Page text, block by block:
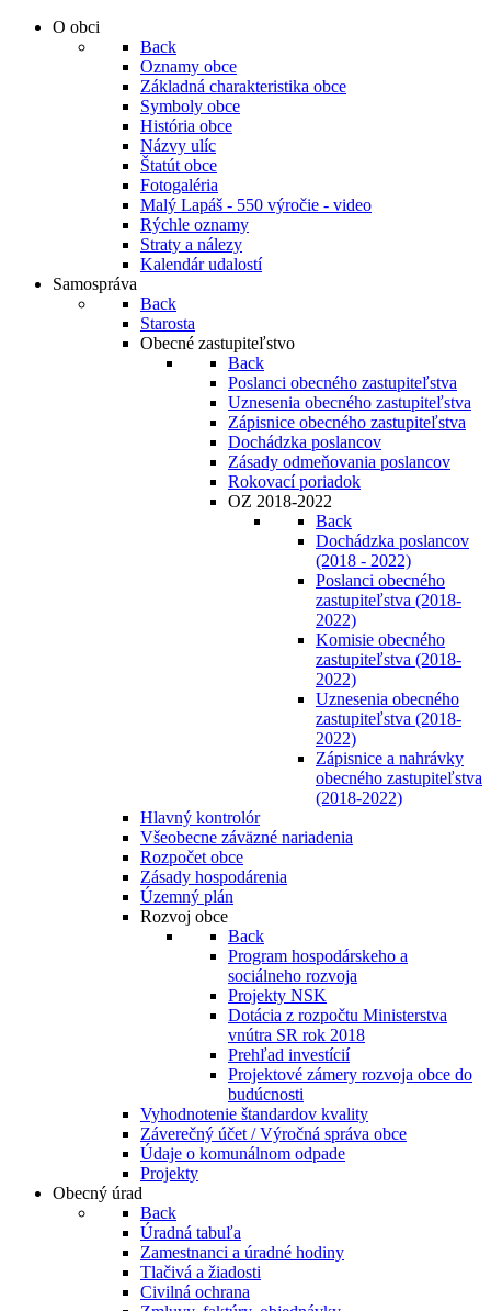
O obci
Back
Oznamy obce
Základná charakteristika obce
Symboly obce
História obce
Názvy ulíc
Štatút obce
Fotogaléria
Malý Lapáš - 550 výročie - video
Rýchle oznamy
Straty a nálezy
Kalendár udalostí
Samospráva
Back
Starosta
Obecné zastupiteľstvo
Back
Poslanci obecného zastupiteľstva
Uznesenia obecného zastupiteľstva
Zápisnice obecného zastupiteľstva
Dochádzka poslancov
Zásady odmeňovania poslancov
Rokovací poriadok
OZ 2018-2022
Back
Dochádzka poslancov
(2018 - 2022)
Poslanci obecného
zastupiteľstva (2018-
2022)
Komisie obecného
zastupiteľstva (2018-
2022)
Uznesenia obecného
zastupiteľstva (2018-
2022)
Zápisnice a nahrávky
obecného zastupiteľstva
(2018-2022)
Hlavný kontrolór
Všeobecne záväzné nariadenia
Rozpočet obce
Zásady hospodárenia
Územný plán
Rozvoj obce
Back
Program hospodárskeho a
sociálneho rozvoja
Projekty NSK
Dotácia z rozpočtu Ministerstva
vnútra SR rok 2018
Prehľad investícií
Projektové zámery rozvoja obce do
budúcnosti
Vyhodnotenie štandardov kvality
Záverečný účet / Výročná správa obce
Údaje o komunálnom odpade
Projekty
Obecný úrad
Back
Úradná tabuľa
Zamestnanci a úradné hodiny
Tlačivá a žiadosti
Civilná ochrana